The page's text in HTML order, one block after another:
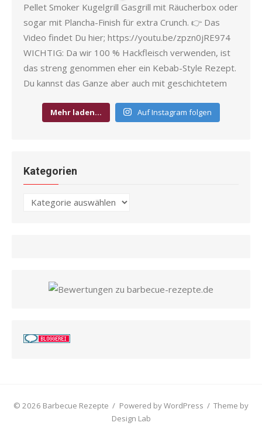
Mehr laden… Auf Instagram folgen
Kategorien
Kategorien
© 2026 Barbecue Rezepte / Powered by WordPress / Theme by
Design Lab